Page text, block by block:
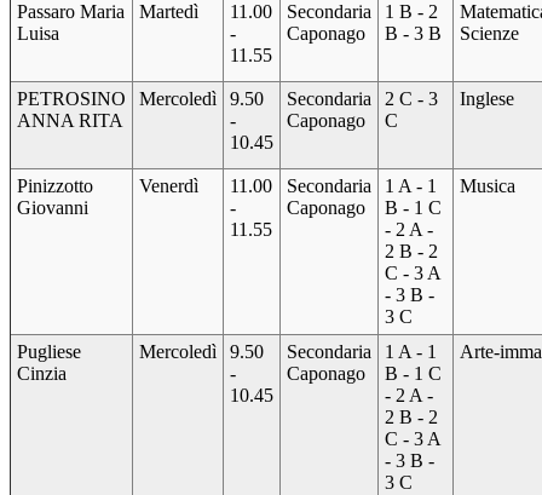
Passaro Maria
Luisa
Martedì
11.00
-
11.55
Secondaria
Caponago
1 B - 2
B - 3 B
Scienze
PETROSINO
ANNA RITA
Mercoledì
9.50
-
10.45
Secondaria
Caponago
2 C - 3
C
Inglese
Pinizzotto
Giovanni
Venerdì
11.00
-
11.55
Secondaria
Caponago
1 A - 1
B - 1 C
- 2 A -
2 B - 2
C - 3 A
- 3 B -
3 C
Musica
Pugliese
Cinzia
Mercoledì
9.50
-
10.45
Secondaria
Caponago
1 A - 1
B - 1 C
- 2 A -
2 B - 2
C - 3 A
- 3 B -
3 C
Arte-